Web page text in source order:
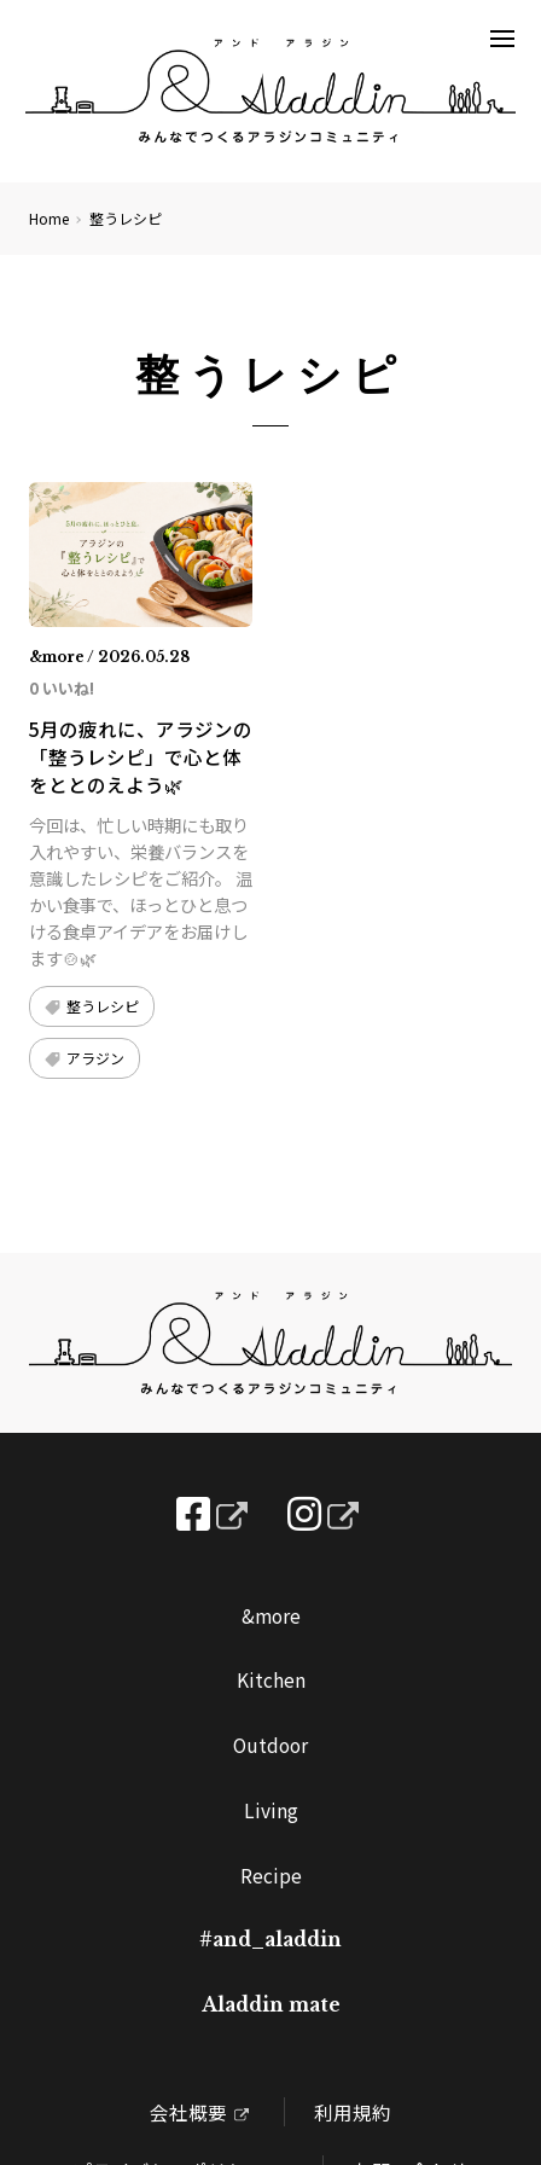
Home 整うレシピ
整うレシピ
&more / 2026.05.28
0 いいね!
5月の疲れに、アラジンの
「整うレシピ」で心と体
をととのえよう🌿
今回は、忙しい時期にも取り
入れやすい、栄養バランスを
意識したレシピをご紹介。 温
かい食事で、ほっとひと息つ
ける食卓アイデアをお届けし
ます🍲🌿
整うレシピ
アラジン
&more
Kitchen
Outdoor
Living
Recipe
#and_aladdin
Aladdin mate
会社概要 利用規約